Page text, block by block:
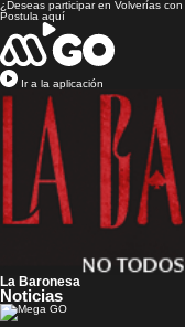
¿Deseas participar en Volverías
Postula aquí
Ir a la aplicación
La Baronesa
Noticias